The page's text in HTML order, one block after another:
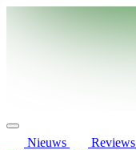
Nieuws Reviews